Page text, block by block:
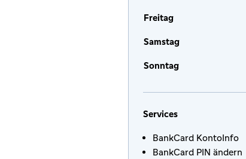
Freitag
Samstag
Sonntag
Services
BankCard KontoInfo
BankCard PIN ändern